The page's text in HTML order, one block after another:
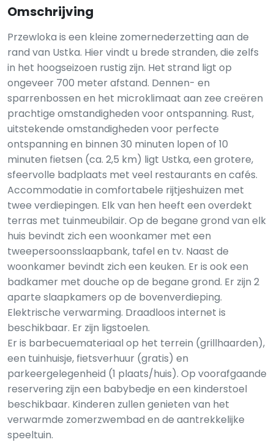
Omschrijving
Przewloka is een kleine zomernederzetting aan de
rand van Ustka. Hier vindt u brede stranden, die zelfs
in het hoogseizoen rustig zijn. Het strand ligt op
ongeveer 700 meter afstand. Dennen- en
sparrenbossen en het microklimaat aan zee creëren
prachtige omstandigheden voor ontspanning. Rust,
uitstekende omstandigheden voor perfecte
ontspanning en binnen 30 minuten lopen of 10
minuten fietsen (ca. 2,5 km) ligt Ustka, een grotere,
sfeervolle badplaats met veel restaurants en cafés.
Accommodatie in comfortabele rijtjeshuizen met
twee verdiepingen. Elk van hen heeft een overdekt
terras met tuinmeubilair. Op de begane grond van elk
huis bevindt zich een woonkamer met een
tweepersoonsslaapbank, tafel en tv. Naast de
woonkamer bevindt zich een keuken. Er is ook een
badkamer met douche op de begane grond. Er zijn 2
aparte slaapkamers op de bovenverdieping.
Elektrische verwarming. Draadloos internet is
beschikbaar. Er zijn ligstoelen.
Er is barbecuemateriaal op het terrein (grillhaarden),
een tuinhuisje, fietsverhuur (gratis) en
parkeergelegenheid (1 plaats/huis). Op voorafgaande
reservering zijn een babybedje en een kinderstoel
beschikbaar. Kinderen zullen genieten van het
verwarmde zomerzwembad en de aantrekkelijke
speeltuin.